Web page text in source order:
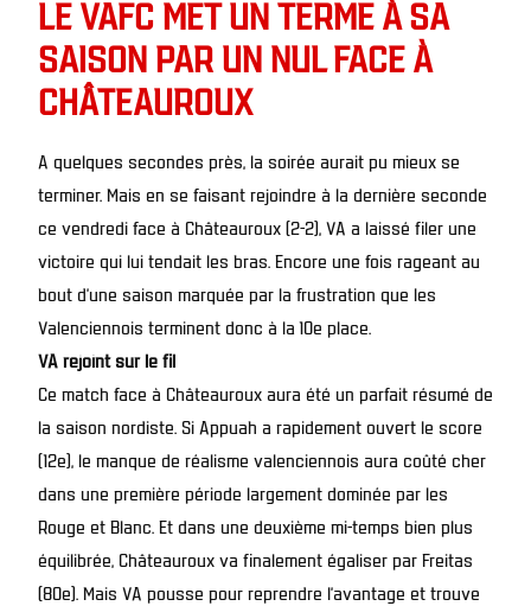
LE VAFC MET UN TERME À SA
SAISON PAR UN NUL FACE À
CHÂTEAUROUX
A quelques secondes près, la soirée aurait pu mieux se
terminer. Mais en se faisant rejoindre à la dernière seconde
ce vendredi face à Châteauroux (2-2), VA a laissé filer une
victoire qui lui tendait les bras. Encore une fois rageant au
bout d’une saison marquée par la frustration que les
Valenciennois terminent donc à la 10e place.
VA rejoint sur le fil
Ce match face à Châteauroux aura été un parfait résumé de
la saison nordiste. Si Appuah a rapidement ouvert le score
(12e), le manque de réalisme valenciennois aura coûté cher
dans une première période largement dominée par les
Rouge et Blanc. Et dans une deuxième mi-temps bien plus
équilibrée, Châteauroux va finalement égaliser par Freitas
(80e). Mais VA pousse pour reprendre l’avantage et trouve